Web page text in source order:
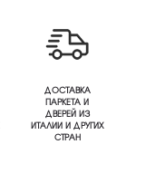
ДОСТАВКА
ПАРКЕТА И
ДВЕРЕЙ ИЗ
ИТАЛИИ И ДРУГИХ
СТРАН